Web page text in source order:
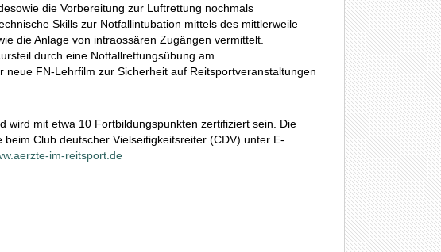
die Vorbereitung zur Luftrettung nochmals
Skills zur Notfallintubation mittels des mittlerweile
die Anlage von intraossären Zugängen vermittelt.
durch eine Notfallrettungsübung am
FN-Lehrfilm zur Sicherheit auf Reitsportveranstaltungen
wird mit etwa 10 Fortbildungspunkten zertifiziert sein. Die
Club deutscher Vielseitigkeitsreiter (CDV) unter E-
im-reitsport.de